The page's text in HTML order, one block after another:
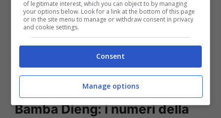
Torinosarebbero infatti sulle tracce del
talentuoso attaccante.
Bamba Dieng: i numeri della
of legitimate interest, which you can object to by managing
your options below. Look for a link at the bottom of this page
or in the site menu to manage or withdraw consent in privacy
and cookie settings.
Consent
Manage options